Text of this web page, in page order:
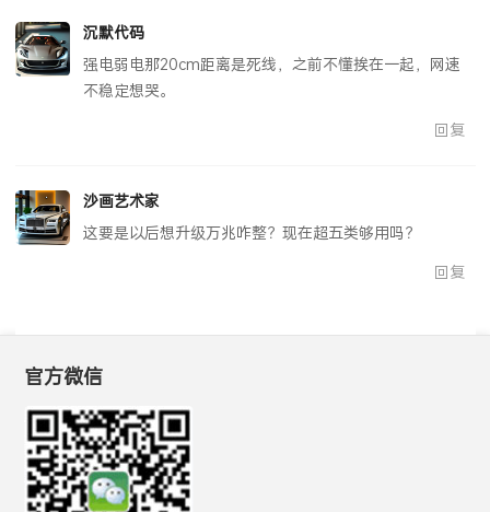
沉默代码
强电弱电那20cm距离是死线，之前不懂挨在一起，网速
不稳定想哭。
回复
沙画艺术家
这要是以后想升级万兆咋整？现在超五类够用吗？
回复
官方微信